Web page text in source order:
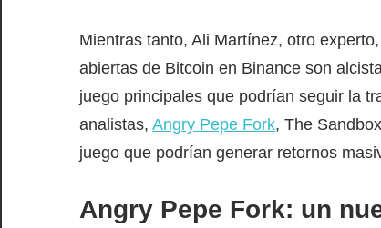
Mientras tanto, Ali Martínez, otro
abiertas de Bitcoin en Binance son
juego principales que podrían seguir la
analistas, Angry Pepe Fork, The
juego que podrían generar retornos
Angry Pepe Fork: un